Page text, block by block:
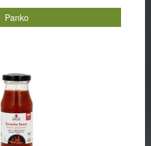
Panko
gebratenem Tempeh
Panko